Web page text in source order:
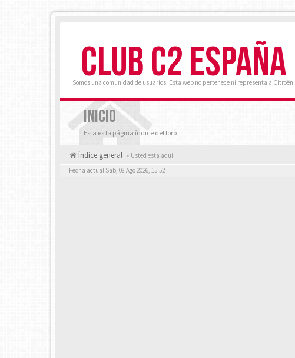
CLUB C2 ESPAÑA
Somos una comunidad de usuarios. Esta web no pertenece ni representa a Citroën.
INICIO
Esta es la página índice del foro
Índice general « Usted esta aquí
Fecha actual Sab, 08 Ago 2026, 15:52